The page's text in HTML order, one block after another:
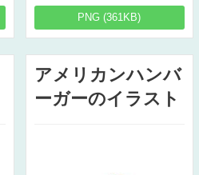
PNG (361KB)
アメリカンハンバ
ーガーのイラスト